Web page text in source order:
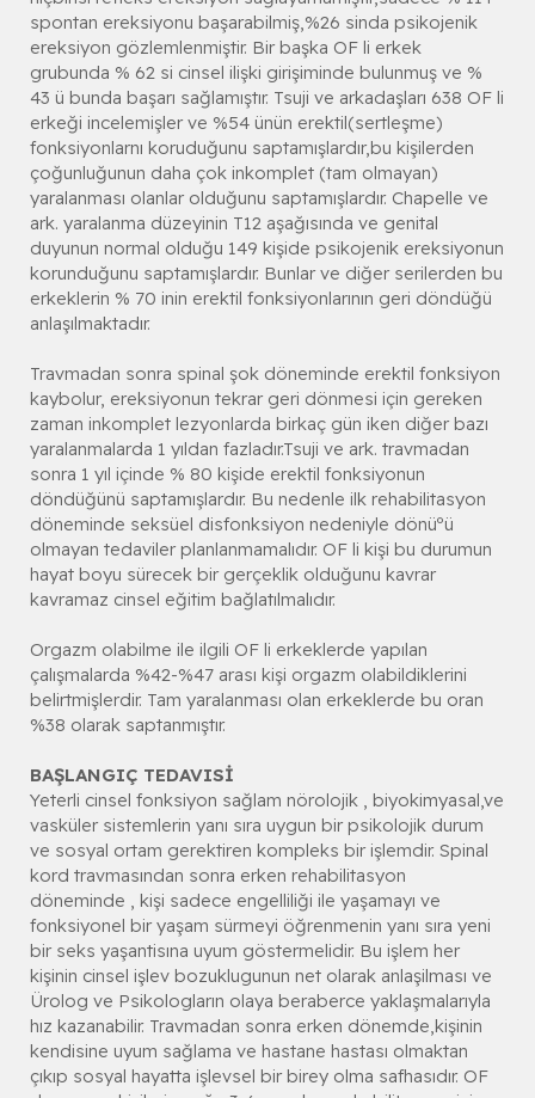
spontan ereksiyonu başarabilmiş,%26 sinda psikojenik
ereksiyon gözlemlenmiştir. Bir başka OF li erkek
grubunda % 62 si cinsel ilişki girişiminde bulunmuş ve %
43 ü bunda başarı sağlamıştır. Tsuji ve arkadaşları 638 OF li
erkeği incelemişler ve %54 ünün erektil(sertleşme)
fonksiyonlarnı koruduğunu saptamışlardır,bu kişilerden
çoğunluğunun daha çok inkomplet (tam olmayan)
yaralanması olanlar olduğunu saptamışlardır. Chapelle ve
ark. yaralanma düzeyinin T12 aşağısında ve genital
duyunun normal olduğu 149 kişide psikojenik ereksiyonun
korunduğunu saptamışlardır. Bunlar ve diğer serilerden bu
erkeklerin % 70 inin erektil fonksiyonlarının geri döndüğü
anlaşılmaktadır.
Travmadan sonra spinal şok döneminde erektil fonksiyon
kaybolur, ereksiyonun tekrar geri dönmesi için gereken
zaman inkomplet lezyonlarda birkaç gün iken diğer bazı
yaralanmalarda 1 yıldan fazladır.Tsuji ve ark. travmadan
sonra 1 yıl içinde % 80 kişide erektil fonksiyonun
döndüğünü saptamışlardır. Bu nedenle ilk rehabilitasyon
döneminde seksüel disfonksiyon nedeniyle dönüºü
olmayan tedaviler planlanmamalıdır. OF li kişi bu durumun
hayat boyu sürecek bir gerçeklik olduğunu kavrar
kavramaz cinsel eğitim bağlatılmalıdır.
Orgazm olabilme ile ilgili OF li erkeklerde yapılan
çalışmalarda %42-%47 arası kişi orgazm olabildiklerini
belirtmişlerdir. Tam yaralanması olan erkeklerde bu oran
%38 olarak saptanmıştır.
BAŞLANGIÇ TEDAVISİ
Yeterli cinsel fonksiyon sağlam nörolojik , biyokimyasal,ve
vasküler sistemlerin yanı sıra uygun bir psikolojik durum
ve sosyal ortam gerektiren kompleks bir işlemdir. Spinal
kord travmasından sonra erken rehabilitasyon
döneminde , kişi sadece engelliliği ile yaşamayı ve
fonksiyonel bir yaşam sürmeyi öğrenmenin yanı sıra yeni
bir seks yaşantisına uyum göstermelidir. Bu işlem her
kişinin cinsel işlev bozuklugunun net olarak anlaşilması ve
Ürolog ve Psikologların olaya beraberce yaklaşmalarıyla
hız kazanabilir. Travmadan sonra erken dönemde,kişinin
kendisine uyum sağlama ve hastane hastası olmaktan
çıkıp sosyal hayatta işlevsel bir birey olma safhasıdır. OF